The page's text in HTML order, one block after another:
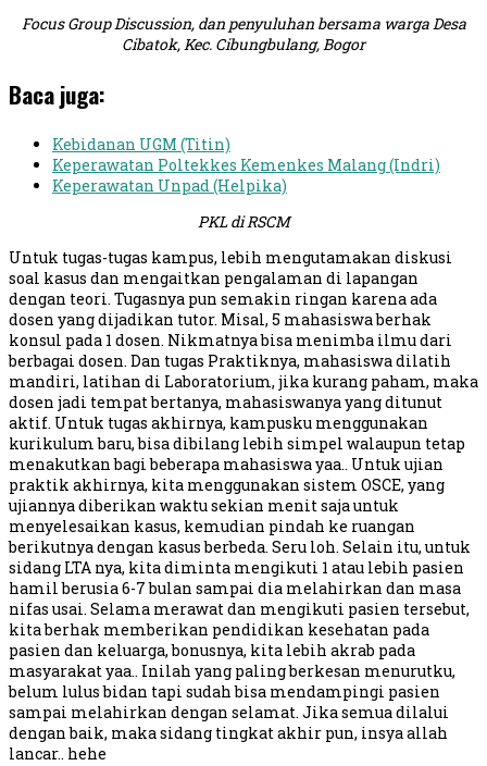
Focus Group Discussion, dan penyuluhan bersama warga Desa
Cibatok, Kec. Cibungbulang, Bogor
Baca juga:
Kebidanan UGM (Titin)
Keperawatan Poltekkes Kemenkes Malang (Indri)
Keperawatan Unpad (Helpika)
PKL di RSCM
Untuk tugas-tugas kampus, lebih mengutamakan diskusi
soal kasus dan mengaitkan pengalaman di lapangan
dengan teori. Tugasnya pun semakin ringan karena ada
dosen yang dijadikan tutor. Misal, 5 mahasiswa berhak
konsul pada 1 dosen. Nikmatnya bisa menimba ilmu dari
berbagai dosen. Dan tugas Praktiknya, mahasiswa dilatih
mandiri, latihan di Laboratorium, jika kurang paham, maka
dosen jadi tempat bertanya, mahasiswanya yang ditunut
aktif. Untuk tugas akhirnya, kampusku menggunakan
kurikulum baru, bisa dibilang lebih simpel walaupun tetap
menakutkan bagi beberapa mahasiswa yaa.. Untuk ujian
praktik akhirnya, kita menggunakan sistem OSCE, yang
ujiannya diberikan waktu sekian menit saja untuk
menyelesaikan kasus, kemudian pindah ke ruangan
berikutnya dengan kasus berbeda. Seru loh. Selain itu, untuk
sidang LTA nya, kita diminta mengikuti 1 atau lebih pasien
hamil berusia 6-7 bulan sampai dia melahirkan dan masa
nifas usai. Selama merawat dan mengikuti pasien tersebut,
kita berhak memberikan pendidikan kesehatan pada
pasien dan keluarga, bonusnya, kita lebih akrab pada
masyarakat yaa.. Inilah yang paling berkesan menurutku,
belum lulus bidan tapi sudah bisa mendampingi pasien
sampai melahirkan dengan selamat. Jika semua dilalui
dengan baik, maka sidang tingkat akhir pun, insya allah
lancar.. hehe